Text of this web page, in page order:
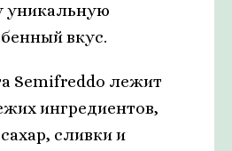
уникальную
вкус.
Semifreddo лежит
ингредиентов,
сливки и